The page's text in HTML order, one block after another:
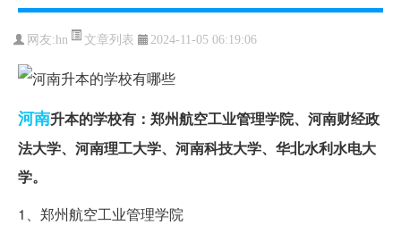
网友:hn 文章列表 2024-11-05 06:19:06
河南升本的学校有：郑州航空工业管理学院、河南财经政
法大学、河南理工大学、河南科技大学、华北水利水电大
学。
1、郑州航空工业管理学院